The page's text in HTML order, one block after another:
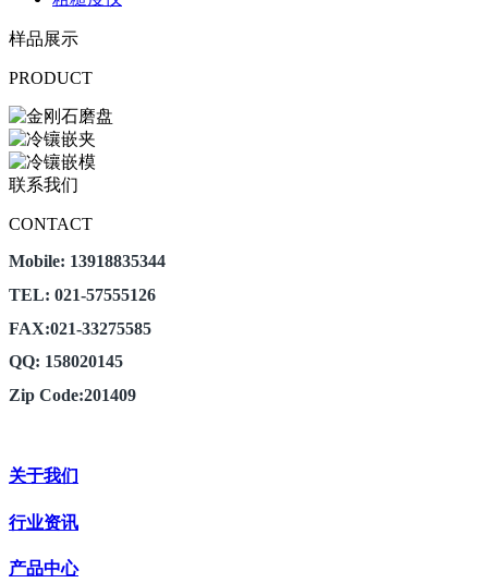
样品展示
PRODUCT
联系我们
CONTACT
Mobile: 13918835344
TEL: 021-57555126
FAX:021-33275585
QQ: 158020145
Zip Code:201409
关于我们
行业资讯
产品中心